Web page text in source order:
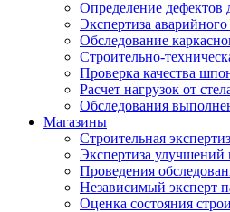
Определение дефектов
Экспертиза
Обследование
Строительно-
Проверка качества
Расчет нагрузок от
Обследования
Магазины
Строительная
Экспертиза
Проведения
Независимый эксперт
Оценка состояния